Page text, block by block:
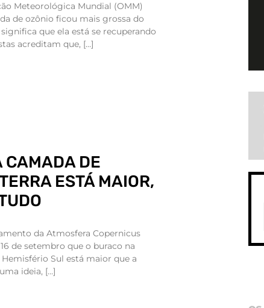
Meteorológica Mundial (OMM)
de ozônio ficou mais grossa do
que ela está se recuperando
acreditam que, […]
CAMADA DE
ESTÁ MAIOR,
da Atmosfera Copernicus
de setembro que o buraco na
Sul está maior que a
ideia, […]